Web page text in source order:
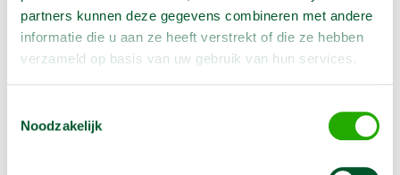
partners kunnen deze gegevens combineren met andere
informatie die u aan ze heeft verstrekt of die ze hebben
verzameld op basis van uw gebruik van hun services.
Noodzakelijk
Dit aggregaat betreft een aanhangermodel . Bijzonder
geschikt voor werken op bouwplaatsen en evenementen
waar continu stroom nodig is.
Reserveer nu